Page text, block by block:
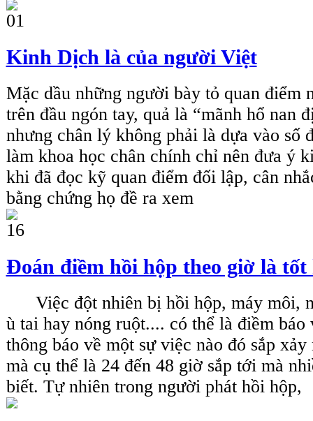
Kinh Dịch là của người Việt
Mặc dầu những người bày tỏ quan điểm
trên đầu ngón tay, quả là “mãnh hổ nan
nhưng chân lý không phải là dựa vào số
làm khoa học chân chính chỉ nên đưa ý
khi đã đọc kỹ quan điểm đối lập, cân
bằng chứng họ đề ra xem
Đoán điềm hồi hộp theo giờ là tốt
Việc đột nhiên bị hồi hộp, máy môi,
ù tai hay nóng ruột.... có thể là điềm báo
thông báo về một sự việc nào đó sắp
mà cụ thể là 24 đến 48 giờ sắp tới mà
biết. Tự nhiên trong người phát hồi hộp,